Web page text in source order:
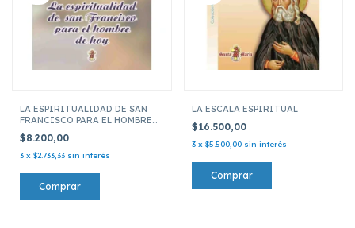
LA ESPIRITUALIDAD DE SAN
FRANCISCO PARA EL HOMBRE
$8.200,00
3 x $2.733,33 sin interés
LA ESCALA ESPIRITUAL
$16.500,00
3 x $5.500,00 sin interés